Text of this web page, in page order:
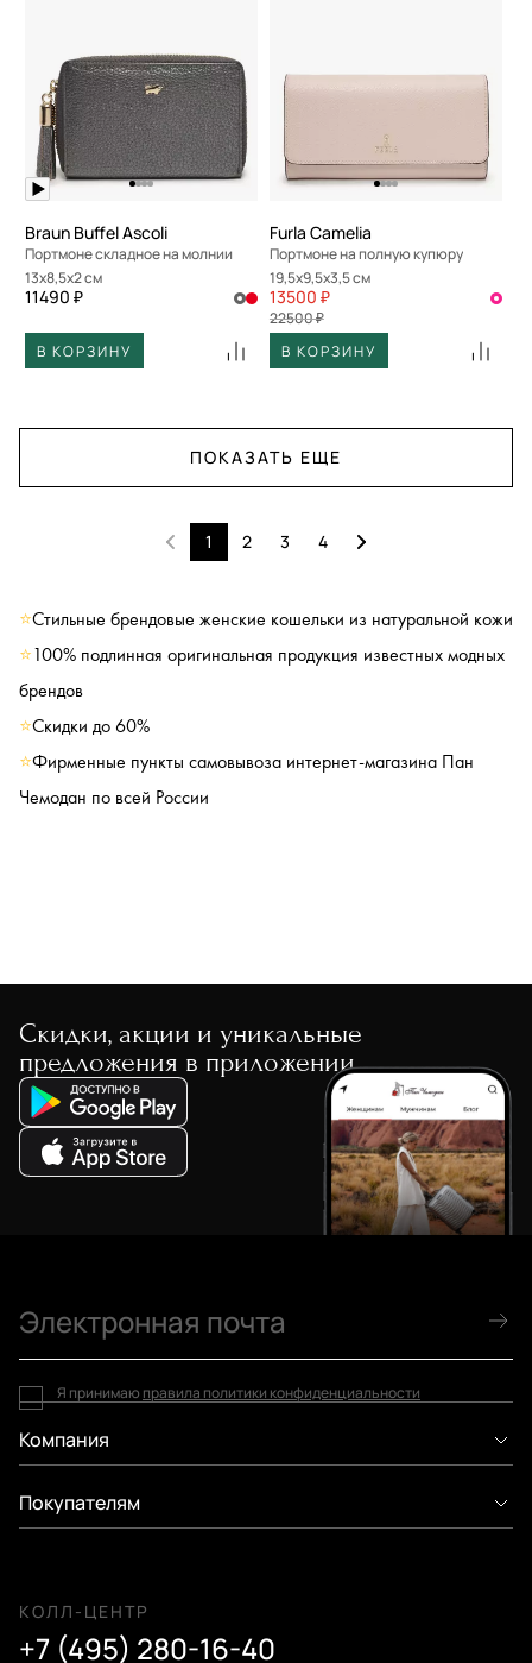
Braun Buffel Ascoli
Портмоне складное на молнии
13x8,5x2 см
11490 ₽
В КОРЗИНУ
Furla Camelia
Портмоне на полную купюру
19,5x9,5x3,5 см
13500 ₽
22500 ₽
В КОРЗИНУ
ПОКАЗАТЬ ЕЩЕ
1 2 3 4
⭐Стильные брендовые женские кошельки из натуральной кожи
⭐100% подлинная оригинальная продукция известных модных
брендов
⭐Скидки до 60%
⭐Фирменные пункты самовывоза интернет-магазина Пан
Чемодан по всей России
Скидки, акции и уникальные
предложения в приложении
Компания
Покупателям
КОЛЛ-ЦЕНТР
+7 (495) 280-16-40
Я принимаю правила политики конфиденциальности